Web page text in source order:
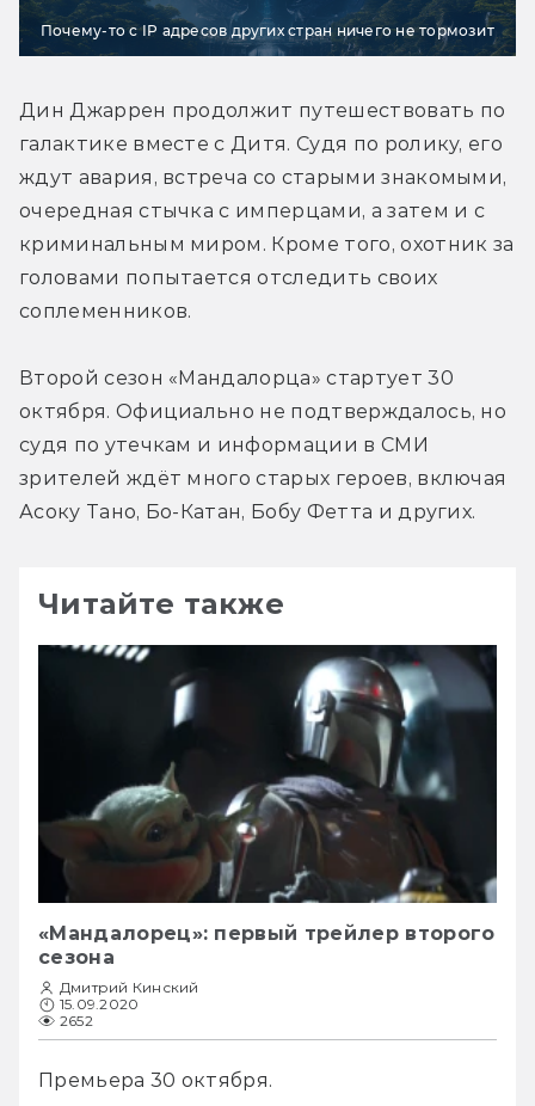
Почему-то с IP адресов других стран ничего не тормозит
Дин Джаррен продолжит путешествовать по
галактике вместе с Дитя. Судя по ролику, его
ждут авария, встреча со старыми знакомыми,
очередная стычка с имперцами, а затем и с
криминальным миром. Кроме того, охотник за
головами попытается отследить своих
соплеменников.
Второй сезон «Мандалорца» стартует 30
октября. Официально не подтверждалось, но
судя по утечкам и информации в СМИ
зрителей ждёт много старых героев, включая
Асоку Тано, Бо-Катан, Бобу Фетта и других.
Читайте также
«Мандалорец»: первый трейлер второго
сезона
Дмитрий Кинский
15.09.2020
2652
Премьера 30 октября.